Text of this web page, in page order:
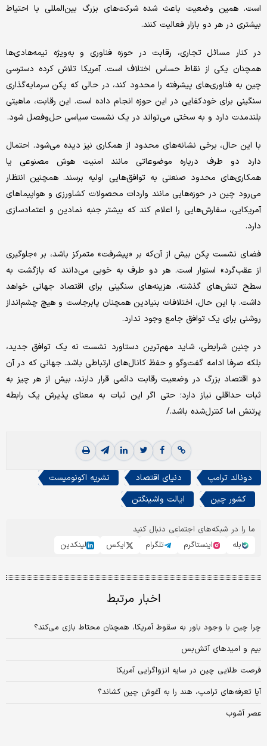
است. همین وضعیت باعث شده شرکت‌های بزرگ بین‌المللی با احتیاط
بیشتری در هر دو بازار فعالیت کنند.
در کنار مسائل تجاری، رقابت در حوزه فناوری و به‌ویژه نیمه‌هادی‌ها
همچنان یکی از نقاط حساس اختلاف است. آمریکا تلاش کرده دسترسی
چین به فناوری‌های پیشرفته را محدود کند، در حالی که پکن سرمایه‌گذاری
سنگینی برای خودکفایی در این حوزه انجام داده است. این رقابت، ماهیتی
بلندمدت دارد و به سختی می‌تواند در یک نشست سیاسی حل‌وفصل شود.
با این حال، برخی نشانه‌های محدود از همکاری نیز دیده می‌شود. احتمال
دارد دو طرف درباره موضوعاتی مانند امنیت هوش مصنوعی یا
همکاری‌های محدود صنعتی به توافق‌هایی اولیه برسند. همچنین انتظار
می‌رود چین در حوزه‌هایی مانند واردات محصولات کشاورزی و هواپیماهای
آمریکایی، سفارش‌هایی را اعلام کند که بیشتر جنبه نمادین و اعتمادسازی
دارد.
فضای نشست پکن بیش از آن‌که بر «پیشرفت» متمرکز باشد، بر «جلوگیری
از عقب‌گرد» استوار است. هر دو طرف به خوبی می‌دانند که بازگشت به
سطح تنش‌های گذشته، هزینه‌های سنگینی برای اقتصاد جهانی خواهد
داشت. با این حال، اختلافات بنیادین همچنان پابرجاست و هیچ چشم‌انداز
روشنی برای یک توافق جامع وجود ندارد.
در چنین شرایطی، شاید مهم‌ترین دستاورد نشست نه یک توافق جدید،
بلکه صرفا ادامه گفت‌وگو و حفظ کانال‌های ارتباطی باشد. جهانی که در آن
دو اقتصاد بزرگ در وضعیت رقابت دائمی قرار دارند، بیش از هر چیز به
ثبات حداقلی نیاز دارد؛ حتی اگر این ثبات به معنای پذیرش یک رابطه
پرتنش اما کنترل‌شده باشد./
دونالد ترامپ دنیای اقتصاد
نشریه اکونومیست
کشور چین
ایالت واشینگتن
ما را در شبکه‌های اجتماعی دنبال کنید
بله
اینستاگرم تلگرام ایکس لینکدین
اخبار مرتبط
چرا چین با وجود باور به سقوط آمریکا، همچنان محتاط بازی می‌کند؟
بیم و امیدهای آتش‌بس
فرصت‌ طلایی چین در سایه انزواگرایی آمریکا
آیا تعرفه‌های ترامپ، هند را به آغوش چین کشاند؟
عصر آشوب